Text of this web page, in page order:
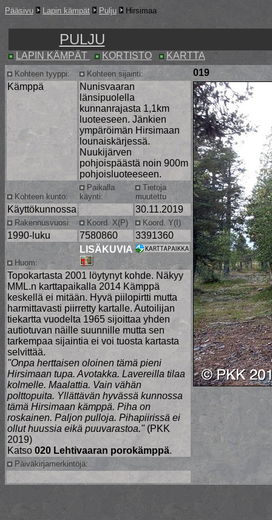
Pääsivu Lapin kämpät Pulju Hirsimaa
PULJU
LAPIN KÄMPÄT KORTISTO KARTTA
Kohteen tyyppi: Kohteen sijainti:
019
Kämppä
Nunisvaaran
länsipuolella
kunnanrajasta 1,1km
luoteeseen. Jänkien
ympäröimän Hirsimaan
lounaiskärjessä.
Nuukijärven
pohjoispäästä noin 900m
pohjoisluoteeseen.
Kohteen kunto:
Paikalla
käynti:
Tietoja
muutettu
Käyttökunnossa 30.11.2019
Rakennusvuosi: Koord. X(P) Koord. Y(I)
1990-luku 7580860 3391360
Huom:
LISÄKUVIA
Topokartasta 2001 löytynyt kohde. Näkyy
MML.n karttapaikalla 2014 Kämppä
keskellä ei mitään. Hyvä piilopirtti mutta
harmittavasti piirretty kartalle. Autoilijan
tiekartta vuodelta 1965 sijoittaa yhden
autiotuvan näille suunnille mutta sen
tarkempaa sijaintia ei voi tuosta kartasta
selvittää.
"Onpa herttaisen oloinen tämä pieni
Hirsimaan tupa. Avotakka. Lavereilla tilaa
kolmelle. Maalattia. Vain vähän
polttopuita. Yllättävän hyvässä kunnossa
tämä Hirsimaan kämppä. Piha on
roskainen. Paljon pulloja. Pihapiirissä ei
ollut huussia eikä puuvarastoa."(PKK
2019)
Katso 020 Lehtivaaran porokämppä.
Päiväkirjamerkintöjä: